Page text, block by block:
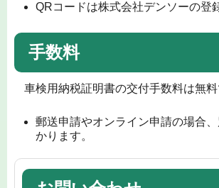
QRコードは株式会社デンソーの登
手数料
車検用納税証明書の交付手数料は無料
郵送申請やオンライン申請の場合
かります。